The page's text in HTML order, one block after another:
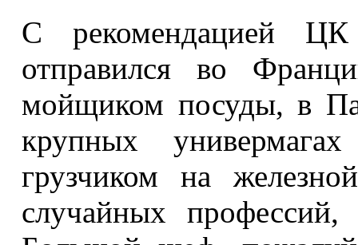
С рекомендацией
отправился во
мойщиком посуды, в
крупных
грузчиком на
случайных